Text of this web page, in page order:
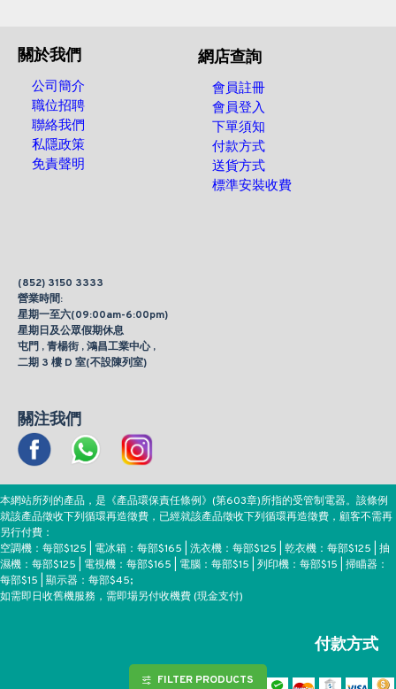
關於我們
公司簡介
職位招聘
聯絡我們
私隱政策
免責聲明
網店查詢
會員註冊
會員登入
下單須知
付款方式
送貨方式
標準安裝收費
(852) 3150 3333
營業時間:
星期一至六(09:00am-6:00pm)
星期日及公眾假期休息
屯門 , 青楊街 , 鴻昌工業中心 ,
二期 3 樓 D 室(不設陳列室)
關注我們
本網站所列的產品，是《產品環保責任條例》(第603章)所指的受管制電器。該條例
就該產品徵收下列循環再造徵費，已經就該產品徵收下列循環再造徵費，顧客不需再
另行付費：
空調機：每部$125 | 電冰箱：每部$165 | 洗衣機：每部$125 | 乾衣機：每部$125 | 抽
濕機：每部$125 | 電視機：每部$165 | 電腦：每部$15 | 列印機：每部$15 | 掃瞄器：
每部$15 | 顯示器：每部$45;
如需即日收舊機服務，需即場另付收機費 (現金支付)
付款方式
FILTER PRODUCTS